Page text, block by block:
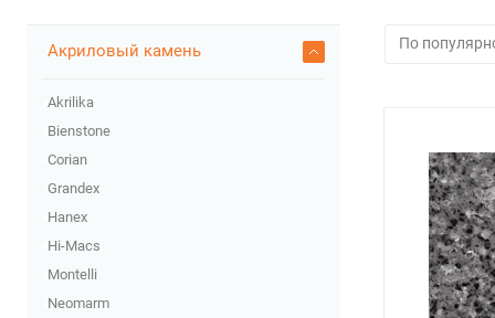
Акриловый камень
Akrilika
Bienstone
Corian
Grandex
Hanex
Hi-Macs
Montelli
Neomarm